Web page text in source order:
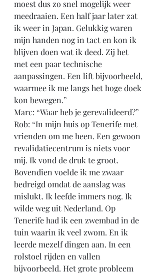
moest dus zo snel mogelijk weer
meedraaien. Een half jaar later zat
ik weer in Japan. Gelukkig waren
mijn handen nog in tact en kon ik
blijven doen wat ik deed. Zij het
met een paar technische
aanpassingen. Een lift bijvoorbeeld,
waarmee ik me langs het hoge doek
kon bewegen.”
Marc: “Waar heb je gerevalideerd?”
Rob: “In mijn huis op Tenerife met
vrienden om me heen. Een gewoon
revalidatiecentrum is niets voor
mij. Ik vond de druk te groot.
Bovendien voelde ik me zwaar
bedreigd omdat de aanslag was
mislukt. Ik leefde immers nog. Ik
wilde weg uit Nederland. Op
Tenerife had ik een zwembad in de
tuin waarin ik veel zwom. En ik
leerde mezelf dingen aan. In een
rolstoel rijden en vallen
bijvoorbeeld. Het grote probleem